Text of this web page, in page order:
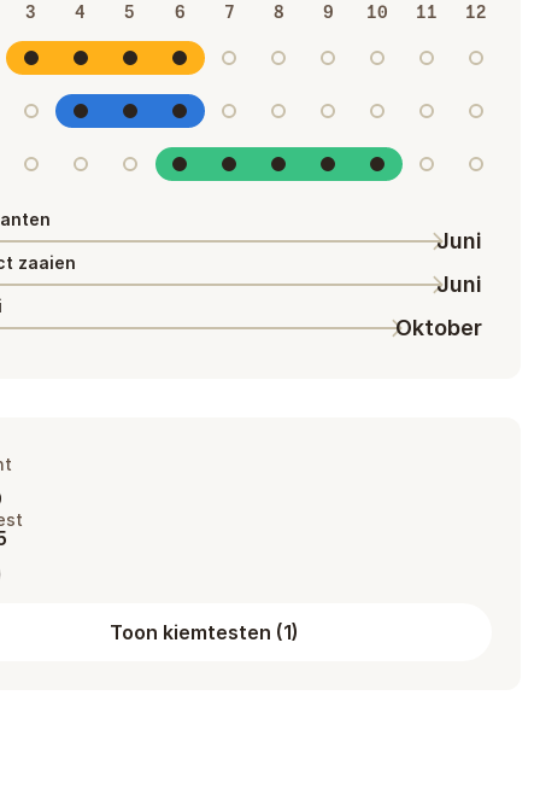
3 4 5 6 7 8 9 10 11 12
Juni
zaaien
Juni
Oktober
Toon kiemtesten (1)